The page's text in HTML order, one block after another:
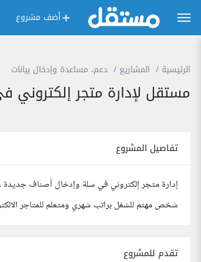
أضف مشروع
الرئيسية المشاريع دعم، مساعدة وإدخال بيانات
مستقل لإدارة متجر
تفاصيل المشروع
إدارة متجر إلكتروني في سلة وإدخال أصناف
شخص مهتم للشغل براتب شهري ومتعلم للمتاجر
تقدم للمشروع